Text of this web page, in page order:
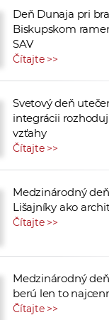
Deň Dunaja pri
Biskupskom
SAV
Čítajte >>
Svetový deň
integrácii
vzťahy
Čítajte >>
Medzinárodný
Lišajníky ako
Čítajte >>
Medzinárodný
berú len to
Čítajte >>